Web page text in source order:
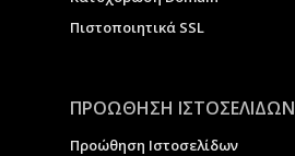
Πιστοποιητικά SSL
ΠΡΟΩΘΗΣΗ ΙΣΤΟΣΕΛΙΔΩΝ
Προώθηση Ιστοσελίδων